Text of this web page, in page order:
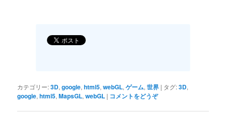
カテゴリー:3D,google,html5,webGL,ゲーム,世界 | タグ:3D,
google,html5,MapsGL,webGL | コメントをどうぞ